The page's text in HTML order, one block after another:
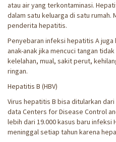
atau air yang terkontaminasi.
dalam satu keluarga di satu rumah.
penderita hepatitis.
Penyebaran infeksi hepatitis A
anak-anak jika mencuci tangan
kelelahan, mual, sakit perut,
ringan.
Hepatitis B (HBV)
Virus hepatitis B bisa ditularkan
data Centers for Disease Control
lebih dari 19.000 kasus baru infeksi
meninggal setiap tahun karena